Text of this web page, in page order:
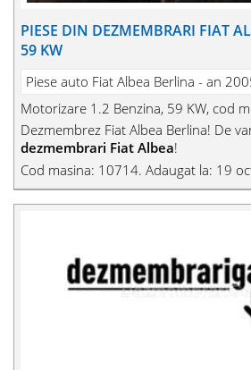
PIESE DIN DEZMEMBRARI FIAT
59 KW
Piese auto Fiat Albea Berlina - an
Motorizare 1.2 Benzina, 59 KW, cod
Dezmembrez Fiat Albea Berlina! De
dezmembrari Fiat Albea!
Cod masina: 10714. Adaugat la: 19